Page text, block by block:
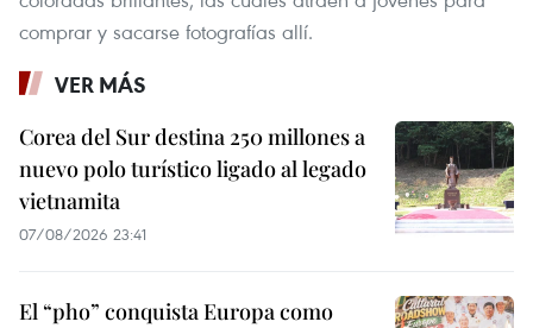
comprar y sacarse fotografías allí.
VER MÁS
Corea del Sur destina 250 millones a
nuevo polo turístico ligado al legado
vietnamita
07/08/2026 23:41
El “pho” conquista Europa como